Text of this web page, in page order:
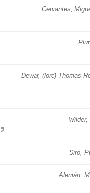
Cervantes,
Dewar, (lord) Thomas
Wilder,
Siro,
Alemán,